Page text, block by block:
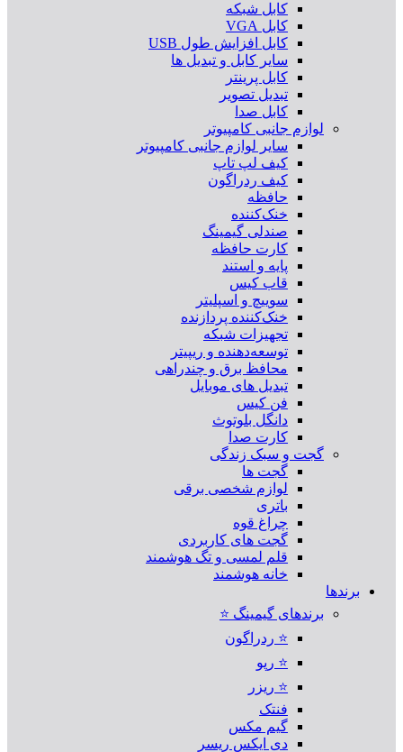
کابل شبکه
کابل VGA
کابل افزایش طول USB
سایر کابل و تبدیل ها
کابل پرینتر
تبدیل تصویر
کابل صدا
لوازم جانبی کامپیوتر
سایر لوازم جانبی کامپیوتر
کیف لپ تاپ
کیف ردراگون
حافظه
خنک‌کننده
صندلی گیمینگ
کارت حافظه
پایه و استند
قاب کیس
سوییچ و اسپلیتر
خنک‌کننده پردازنده
تجهیزات شبکه
توسعه‌دهنده و ریپیتر
محافظ برق و چندراهی
تبدیل های موبایل
فن کیس
دانگل بلوتوث
کارت صدا
گجت و سبک زندگی
گجت ها
لوازم شخصی برقی
باتری
چراغ قوه
گجت های کاربردی
قلم لمسی و تگ هوشمند
خانه هوشمند
برندها
برندهای گیمینگ ⭐
⭐ ردراگون
⭐ رپو
⭐ ریزر
فنتک
گیم مکس
دی ایکس ریسر